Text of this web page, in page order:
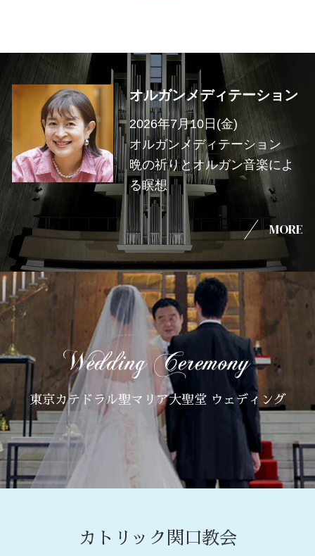
オルガンメディテーション
2026年7月10日(金)
オルガンメディテーション
晩の祈りとオルガン音楽によ
る瞑想
MORE
東京カテドラル聖マリア大聖堂 ウェディング
カトリック関口教会